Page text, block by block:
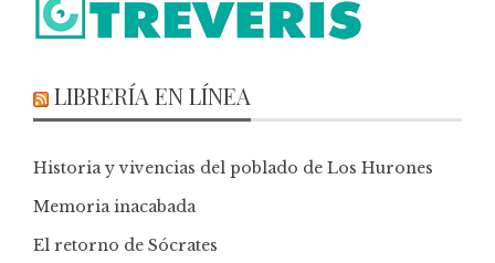
LIBRERÍA EN LÍNEA
Historia y vivencias del poblado de Los Hurones
Memoria inacabada
El retorno de Sócrates